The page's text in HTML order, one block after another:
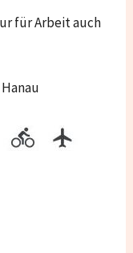
für Arbeit auch